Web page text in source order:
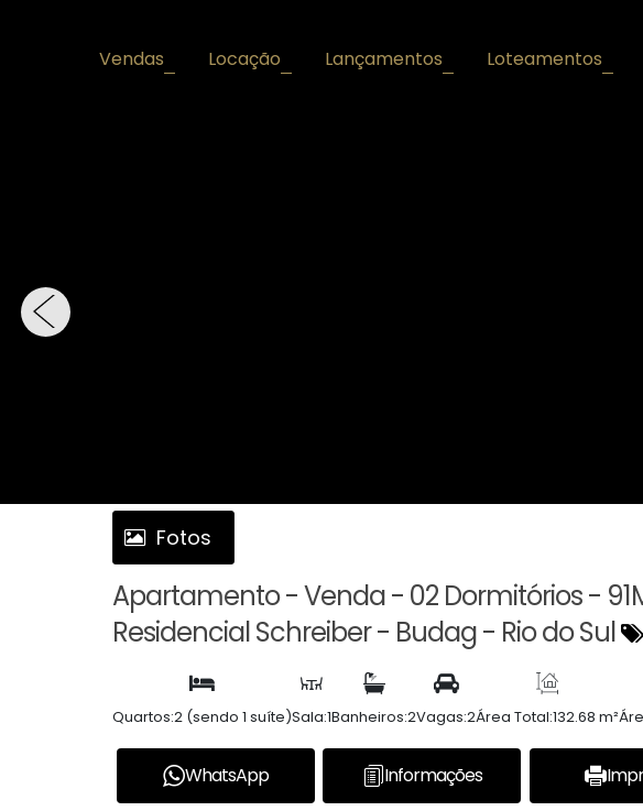
Loteamentos
Lançamentos
Locação
Vendas
‹
Fotos
Apartamento - Venda - 02 Dormitórios -
Residencial Schreiber - Budag - Rio do Sul
Quartos:2 (sendo 1 suíte)Sala:1Banheiros:2Vagas:2Área Total:132.68 m²
WhatsApp Informações